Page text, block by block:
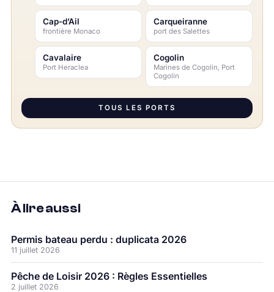
Cap-d’Ail
frontière Monaco
Carqueiranne
port des Salettes
Cavalaire
Port Heraclea
Cogolin
Marines de Cogolin, Port
Cogolin
TOUS LES PORTS
À lire aussi
Permis bateau perdu : duplicata 2026
11 juillet 2026
Pêche de Loisir 2026 : Règles Essentielles
2 juillet 2026